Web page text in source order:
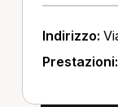
Indirizzo:
Prestazioni: